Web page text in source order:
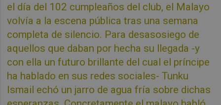
el día del 102 cumpleaños del club, el Malayo
volvía a la escena pública tras una semana
completa de silencio. Para desasosiego de
aquellos que daban por hecha su llegada -y
con ella un futuro brillante del cual el príncipe
ha hablado en sus redes sociales- Tunku
Ismail echó un jarro de agua fría sobre dichas